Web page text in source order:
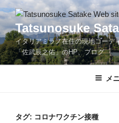
ン
テ
ン
ツ
へ
Tatsunosuke
イタリアミラノ在住の現地コーデ
「佐武辰之佑」のHP、ブログ
メ
タグ: コロナワクチン接種